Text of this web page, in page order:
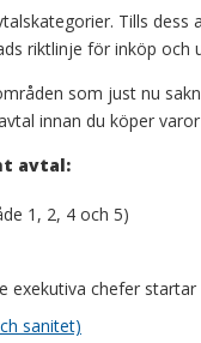
Tills
riktlinje för inköp och
som just nu
innan du köper
avtal:
1, 2, 4 och 5)
exekutiva chefer
sanitet)